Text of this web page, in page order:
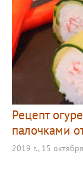
Рецепт
палочками
2019 г., 15 октября